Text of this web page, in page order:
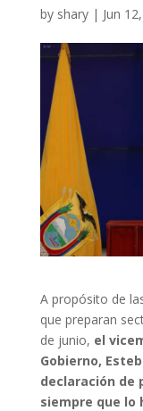
by shary| Jun
A propósito de
que preparan
de junio, el
Gobierno,
declaración de
siempre que lo